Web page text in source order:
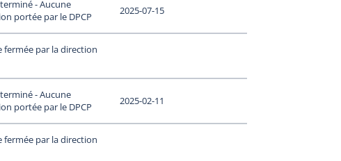
- Aucune
portée par le DPCP
2025-07-15
fermée par la direction
- Aucune
portée par le DPCP
2025-02-11
fermée par la direction